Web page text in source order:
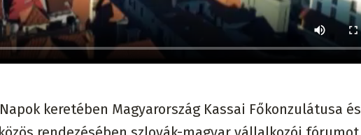
keretében Magyarország Kassai Főkonzulátusa